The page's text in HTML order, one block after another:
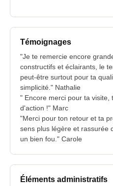
Témoignages
"Je te remercie encore
constructifs et éclairants, le
peut-être surtout pour ta
simplicité." Nathalie
" Encore merci pour ta visite,
d'action !" Marc
"Merci pour ton retour et ta
sens plus légère et rassurée
un bien fou." Carole
Éléments administratifs